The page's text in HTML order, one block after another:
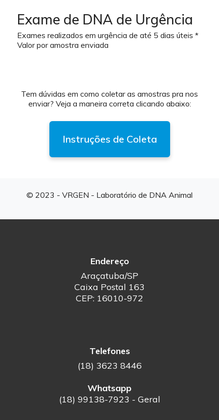
Exame de DNA de Urgência
Exames realizados em urgência de até 5 dias úteis *
Valor por amostra enviada
Tem dúvidas em como coletar as amostras pra nos
enviar? Veja a maneira correta clicando abaixo:
Instruções de Coleta
© 2023 - VRGEN - Laboratório de DNA Animal
Endereço
Araçatuba/SP
Caixa Postal 163
CEP: 16010-972
Telefones
(18) 3623 8446
Whatsapp
(18) 99138-7923 - Geral